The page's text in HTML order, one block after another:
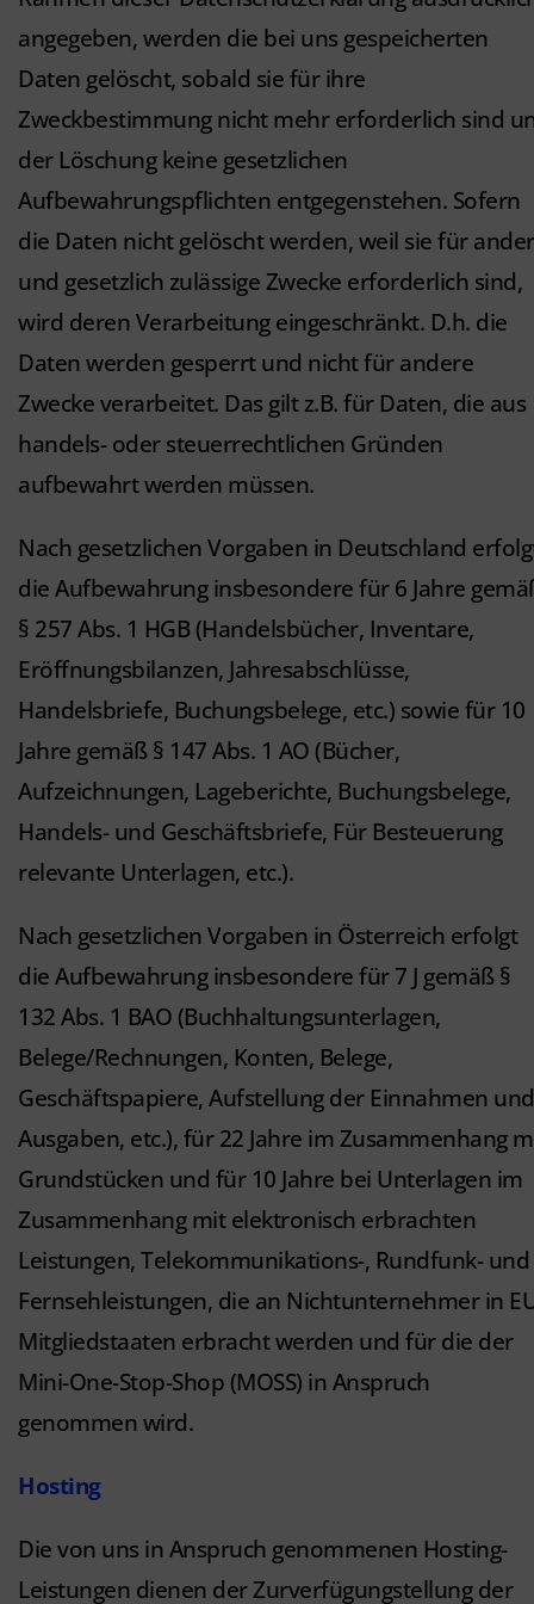
angegeben, werden die bei uns gespeicherten
Daten gelöscht, sobald sie für ihre
Zweckbestimmung nicht mehr erforderlich sind
der Löschung keine gesetzlichen
Aufbewahrungspflichten entgegenstehen. Sofern
die Daten nicht gelöscht werden, weil sie für
und gesetzlich zulässige Zwecke erforderlich sind,
wird deren Verarbeitung eingeschränkt. D.h. die
Daten werden gesperrt und nicht für andere
Zwecke verarbeitet. Das gilt z.B. für Daten, die aus
handels- oder steuerrechtlichen Gründen
aufbewahrt werden müssen.
Nach gesetzlichen Vorgaben in Deutschland
die Aufbewahrung insbesondere für 6 Jahre
§ 257 Abs. 1 HGB (Handelsbücher, Inventare,
Eröffnungsbilanzen, Jahresabschlüsse,
Handelsbriefe, Buchungsbelege, etc.) sowie für 10
Jahre gemäß § 147 Abs. 1 AO (Bücher,
Aufzeichnungen, Lageberichte, Buchungsbelege,
Handels- und Geschäftsbriefe, Für Besteuerung
relevante Unterlagen, etc.).
Nach gesetzlichen Vorgaben in Österreich erfolgt
die Aufbewahrung insbesondere für 7 J gemäß §
132 Abs. 1 BAO (Buchhaltungsunterlagen,
Belege/Rechnungen, Konten, Belege,
Geschäftspapiere, Aufstellung der Einnahmen und
Ausgaben, etc.), für 22 Jahre im Zusammenhang
Grundstücken und für 10 Jahre bei Unterlagen im
Zusammenhang mit elektronisch erbrachten
Leistungen, Telekommunikations-, Rundfunk- und
Fernsehleistungen, die an Nichtunternehmer in
Mitgliedstaaten erbracht werden und für die der
Mini-One-Stop-Shop (MOSS) in Anspruch
genommen wird.
Hosting
Die von uns in Anspruch genommenen Hosting-
Leistungen dienen der Zurverfügungstellung der